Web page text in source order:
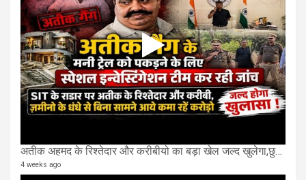
अतीक अहमद के रिश्तेदार और करीबीयो का बड़ा खेल जल्द खुलेगा,छुप कर करोड़ो कमाने वाले SIT के राडार पर
4 weeks ago